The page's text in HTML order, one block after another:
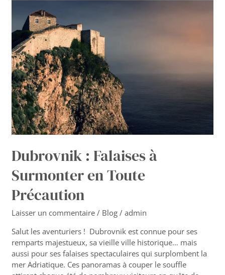
Dubrovnik : Falaises à
Surmonter en Toute
Précaution
Laisser un commentaire / Blog /admin
Salut les aventuriers ! Dubrovnik est connue pour ses
remparts majestueux, sa vieille ville historique… mais
aussi pour ses falaises spectaculaires qui surplombent la
mer Adriatique. Ces panoramas à couper le souffle
Falaises
Surmonter
en
Toute
Précaution